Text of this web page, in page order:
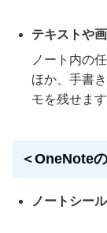
テキストや
ノート内の
ほか、手書
モを残せます
＜OneNote
ノートシール